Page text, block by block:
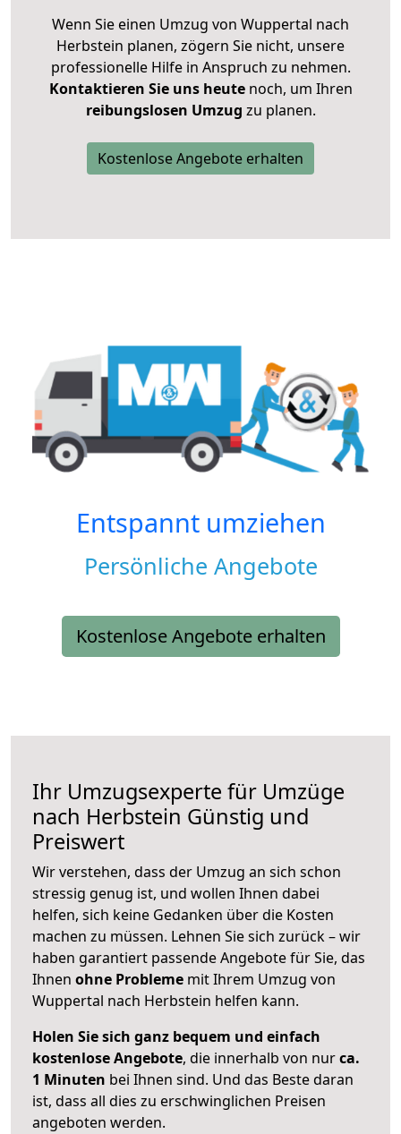
Wenn Sie einen Umzug von Wuppertal nach
Herbstein planen, zögern Sie nicht, unsere
professionelle Hilfe in Anspruch zu nehmen.
Kontaktieren Sie uns heutenoch, um Ihren
reibungslosen Umzug zu planen.
Kostenlose Angebote erhalten
Entspannt umziehen
Persönliche Angebote
Kostenlose Angebote erhalten
Ihr Umzugsexperte für Umzüge
nach Herbstein Günstig und
Preiswert
Wir verstehen, dass der Umzug an sich schon
stressig genug ist, und wollen Ihnen dabei
helfen, sich keine Gedanken über die Kosten
machen zu müssen. Lehnen Sie sich zurück – wir
haben garantiert passende Angebote für Sie, das
Ihnen ohne Probleme mit Ihrem Umzug von
Wuppertal nach Herbstein helfen kann.
Holen Sie sich ganz bequem und einfach
kostenlose Angebote, die innerhalb von nurca.
1 Minuten bei Ihnen sind. Und das Beste daran
ist, dass all dies zu erschwinglichen Preisen
angeboten werden.